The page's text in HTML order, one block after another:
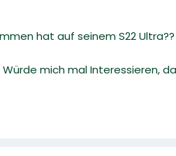
hat auf seinem S22 Ultra??
mich mal Interessieren,